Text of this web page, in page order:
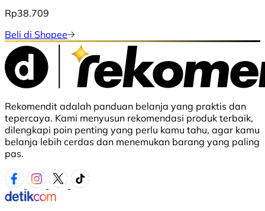
Rp38.709
Beli di Shopee
Rekomendit adalah panduan belanja yang praktis dan
tepercaya. Kami menyusun rekomendasi produk terbaik,
dilengkapi poin penting yang perlu kamu tahu, agar kamu
belanja lebih cerdas dan menemukan barang yang paling
pas.